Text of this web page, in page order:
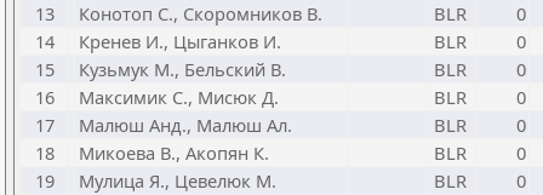
13
Конотоп С., Скоромников В. BLR
0
14
Кренев И., Цыганков И. BLR
0
15
Кузьмук М., Бельский В. BLR
0
16
Максимик С., Мисюк Д. BLR
0
17
Малюш Анд., Малюш Ал. BLR
0
18
Микоева В., Акопян К. BLR
0
19
Мулица Я., Цевелюк М. BLR
0